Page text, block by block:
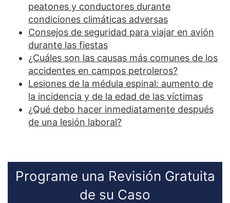
peatones y conductores durante
condiciones climáticas adversas
Consejos de seguridad para viajar en avión
durante las fiestas
¿Cuáles son las causas más comunes de los
accidentes en campos petroleros?
Lesiones de la médula espinal: aumento de
la incidencia y de la edad de las víctimas
¿Qué debo hacer inmediatamente después
de una lesión laboral?
Programe una Revisión Gratuita
de su Caso